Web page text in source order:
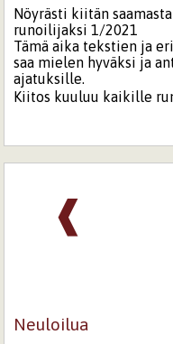
Nöyrästi kiitän
runoilijaksi 1/2021
Tämä aika tekstien ja
saa mielen hyväksi ja
ajatuksille.
Kiitos kuuluu kaikille
❰
Neuloilua